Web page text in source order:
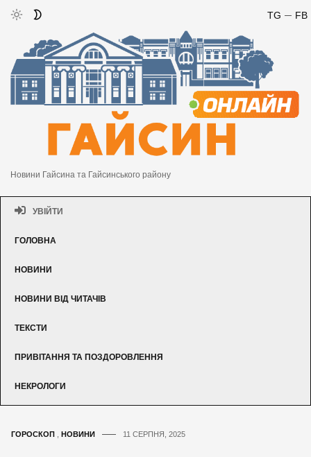
FB
TG
Новини Гайсина та Гайсинського району
УВІЙТИ
ГОЛОВНА
НОВИНИ
НОВИНИ ВІД ЧИТАЧІВ
ТЕКСТИ
ПРИВІТАННЯ ТА ПОЗДОРОВЛЕННЯ
НЕКРОЛОГИ
ГОРОСКОП НОВИНИ 11 СЕРПНЯ, 2025